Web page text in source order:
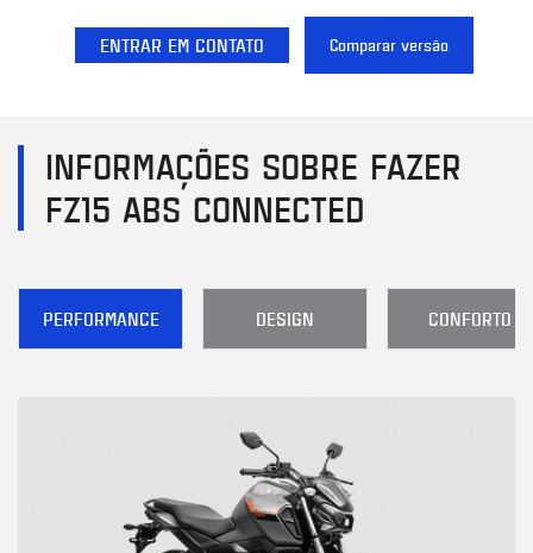
ENTRAR EM CONTATO Comparar versão
INFORMAÇÕES SOBRE FAZER
FZ15 ABS CONNECTED
PERFORMANCE DESIGN CONFORTO